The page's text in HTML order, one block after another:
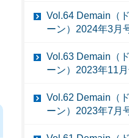
Vol.64 Demain（
ーン）2024年3月
Vol.63 Demain（
ーン）2023年11
Vol.62 Demain（
ーン）2023年7月